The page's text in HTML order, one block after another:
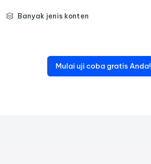
Banyak jenis konten
Mulai uji coba gratis Anda!